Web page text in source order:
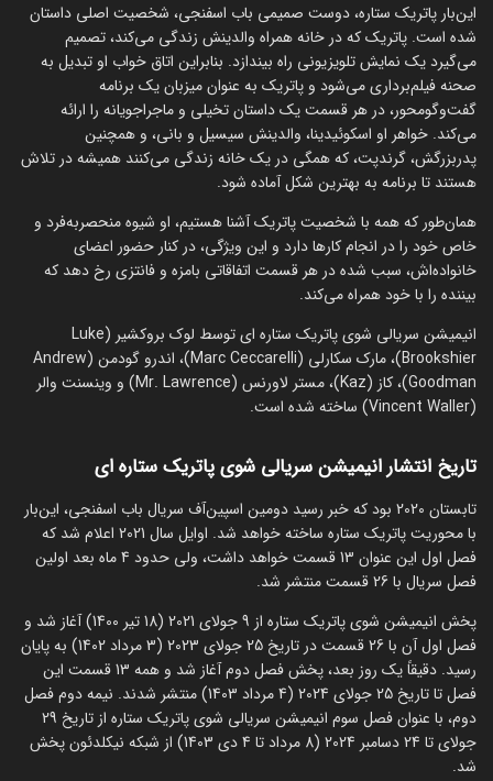
این‌بار پاتریک ستاره، دوست صمیمی باب اسفنجی، شخصیت اصلی داستان
شده است. پاتریک که در خانه همراه والدینش زندگی می‌کند، تصمیم
می‌گیرد یک نمایش تلویزیونی راه بیندازد. بنابراین اتاق خواب او تبدیل به
صحنه فیلم‌برداری می‌شود و پاتریک به عنوان میزبان یک برنامه
گفت‌وگومحور، در هر قسمت یک داستان تخیلی و ماجراجویانه را ارائه
می‌کند. خواهر او اسکوئیدینا، والدینش سیسیل و بانی، و همچنین
پدربزرگش، گرندپت، که همگی در یک خانه زندگی می‌کنند همیشه در تلاش
هستند تا برنامه به بهترین شکل آماده شود.
همان‌طور که همه با شخصیت پاتریک آشنا هستیم، او شیوه منحصربه‌فرد و
خاص خود را در انجام کارها دارد و این ویژگی، در کنار حضور اعضای
خانواده‌اش، سبب شده در هر قسمت اتفاقاتی بامزه و فانتزی رخ دهد که
بیننده را با خود همراه می‌کند.
انیمیشن سریالی شوی پاتریک ستاره ای توسط لوک بروکشیر (Luke
Brookshier)، مارک سکارلی (Marc Ceccarelli)، اندرو گودمن (Andrew
Goodman)، کاز (Kaz)، مستر لاورنس (Mr. Lawrence) و وینسنت والر
(Vincent Waller) ساخته شده است.
تاریخ انتشار انیمیشن سریالی شوی پاتریک ستاره ای
تابستان 2020 بود که خبر رسید دومین اسپین‌آف سریال باب اسفنجی، این‌بار
با محوریت پاتریک ستاره ساخته خواهد شد. اوایل سال 2021 اعلام شد که
فصل اول این عنوان 13 قسمت خواهد داشت، ولی حدود 4 ماه بعد اولین
فصل سریال با 26 قسمت منتشر شد.
پخش انیمیشن شوی پاتریک ستاره از 9 جولای 2021 (18 تیر 1400) آغاز شد و
فصل اول آن با 26 قسمت در تاریخ 25 جولای 2023 (3 مرداد 1402) به پایان
رسید. دقیقاً یک روز بعد، پخش فصل دوم آغاز شد و همه 13 قسمت این
فصل تا تاریخ 25 جولای 2024 (4 مرداد 1403) منتشر شدند. نیمه دوم فصل
دوم، با عنوان فصل سوم انیمیشن سریالی شوی پاتریک ستاره از تاریخ 29
جولای تا 24 دسامبر 2024 (8 مرداد تا 4 دی 1403) از شبکه نیکلدئون پخش
شد.